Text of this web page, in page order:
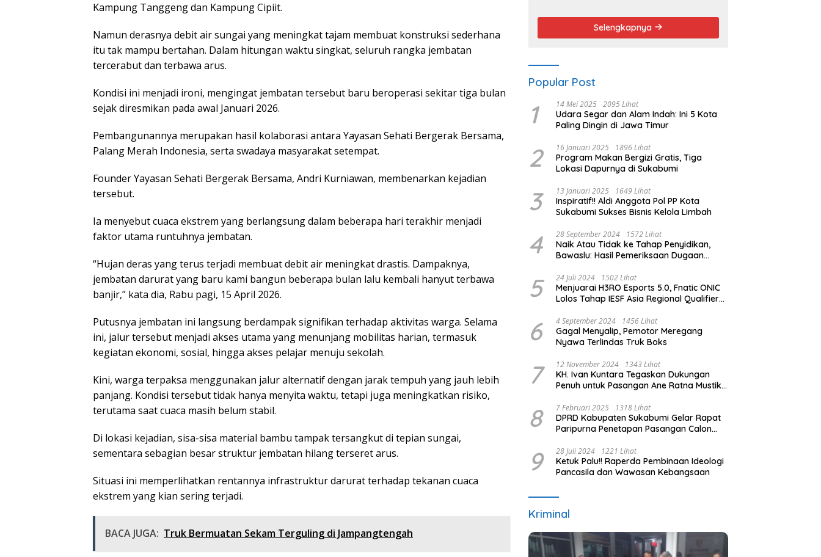
Kampung Tanggeng dan Kampung Cipiit.
Namun derasnya debit air sungai yang meningkat tajam membuat konstruksi sederhana
itu tak mampu bertahan. Dalam hitungan waktu singkat, seluruh rangka jembatan
tercerabut dan terbawa arus.
Kondisi ini menjadi ironi, mengingat jembatan tersebut baru beroperasi sekitar tiga bulan
sejak diresmikan pada awal Januari 2026.
Pembangunannya merupakan hasil kolaborasi antara Yayasan Sehati Bergerak Bersama,
Palang Merah Indonesia, serta swadaya masyarakat setempat.
Founder Yayasan Sehati Bergerak Bersama, Andri Kurniawan, membenarkan kejadian
tersebut.
Ia menyebut cuaca ekstrem yang berlangsung dalam beberapa hari terakhir menjadi
faktor utama runtuhnya jembatan.
“Hujan deras yang terus terjadi membuat debit air meningkat drastis. Dampaknya,
jembatan darurat yang baru kami bangun beberapa bulan lalu kembali hanyut terbawa
banjir,” kata dia, Rabu pagi, 15 April 2026.
Putusnya jembatan ini langsung berdampak signifikan terhadap aktivitas warga. Selama
ini, jalur tersebut menjadi akses utama yang menunjang mobilitas harian, termasuk
kegiatan ekonomi, sosial, hingga akses pelajar menuju sekolah.
Kini, warga terpaksa menggunakan jalur alternatif dengan jarak tempuh yang jauh lebih
panjang. Kondisi tersebut tidak hanya menyita waktu, tetapi juga meningkatkan risiko,
terutama saat cuaca masih belum stabil.
Di lokasi kejadian, sisa-sisa material bambu tampak tersangkut di tepian sungai,
sementara sebagian besar struktur jembatan hilang terseret arus.
Situasi ini memperlihatkan rentannya infrastruktur darurat terhadap tekanan cuaca
ekstrem yang kian sering terjadi.
BACA JUGA: Truk Bermuatan Sekam Terguling di Jampangtengah
dan Persatuan
Selengkapnya
Popular Post
1 14 Mei 2025 2095 Lihat
Udara Segar dan Alam Indah: Ini 5 Kota
Paling Dingin di Jawa Timur
2 16 Januari 2025 1896 Lihat
Program Makan Bergizi Gratis, Tiga
Lokasi Dapurnya di Sukabumi
3 13 Januari 2025 1649 Lihat
Inspiratif!! Aldi Anggota Pol PP Kota
Sukabumi Sukses Bisnis Kelola Limbah
4 28 September 2024 1572 Lihat
Naik Atau Tidak ke Tahap Penyidikan,
Bawaslu: Hasil Pemeriksaan Dugaan
5 24 Juli 2024 1502 Lihat
Menjuarai H3RO Esports 5.0, Fnatic ONIC
Lolos Tahap IESF Asia Regional Qualifier
6 4 September 2024 1456 Lihat
Gagal Menyalip, Pemotor Meregang
Nyawa Terlindas Truk Boks
7 12 November 2024 1343 Lihat
KH. Ivan Kuntara Tegaskan Dukungan
Penuh untuk Pasangan Ane Ratna Mustika
Purwakarta 2024
8 7 Februari 2025 1318 Lihat
DPRD Kabupaten Sukabumi Gelar Rapat
Paripurna Penetapan Pasangan Calon
Pejabat Eksekutif
9 28 Juli 2024 1221 Lihat
Ketuk Palu!! Raperda Pembinaan Ideologi
Pancasila dan Wawasan Kebangsaan
Kriminal